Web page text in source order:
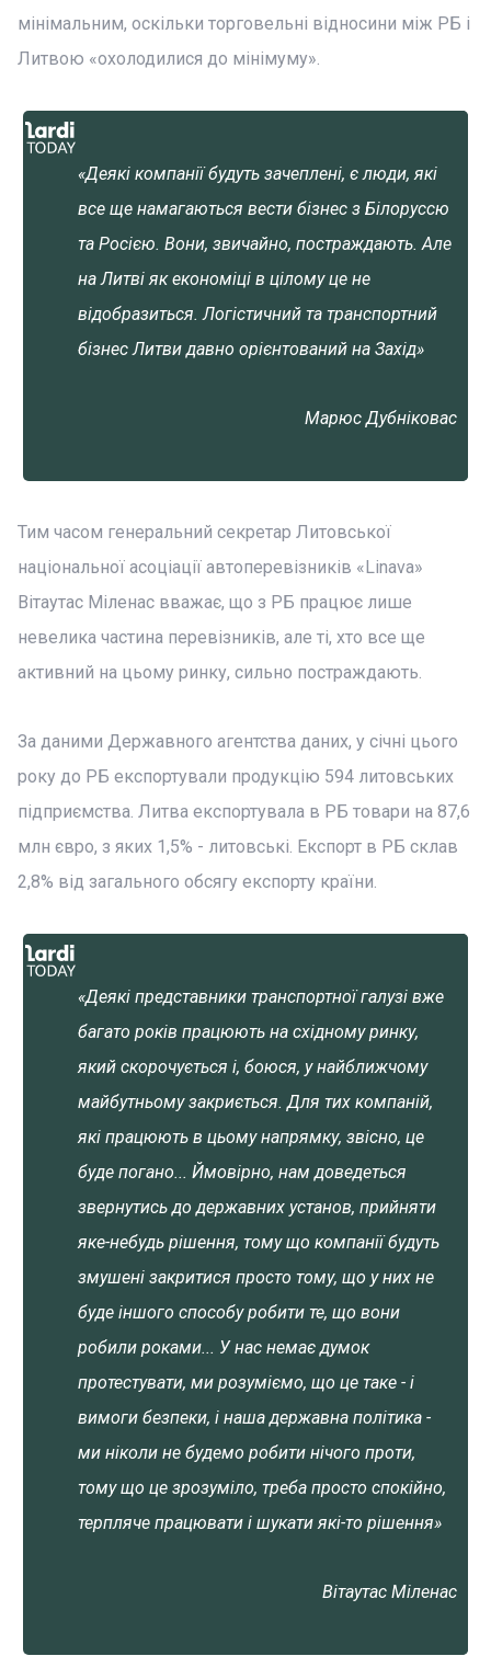
мінімальним, оскільки торговельні відносини між РБ і
Литвою «охолодилися до мінімуму».
«Деякі компанії будуть зачеплені, є люди, які
все ще намагаються вести бізнес з Білоруссю
та Росією. Вони, звичайно, постраждають. Але
на Литві як економіці в цілому це не
відобразиться. Логістичний та транспортний
бізнес Литви давно орієнтований на Захід»
Марюс Дубніковас
Тим часом генеральний секретар Литовської
національної асоціації автоперевізників «Linava»
Вітаутас Міленас вважає, що з РБ працює лише
невелика частина перевізників, але ті, хто все ще
активний на цьому ринку, сильно постраждають.
За даними Державного агентства даних, у січні цього
року до РБ експортували продукцію 594 литовських
підприємства. Литва експортувала в РБ товари на 87,6
млн євро, з яких 1,5% - литовські. Експорт в РБ склав
2,8% від загального обсягу експорту країни.
«Деякі представники транспортної галузі вже
багато років працюють на східному ринку,
який скорочується і, боюся, у найближчому
майбутньому закриється. Для тих компаній,
які працюють в цьому напрямку, звісно, це
буде погано... Ймовірно, нам доведеться
звернутись до державних установ, прийняти
яке-небудь рішення, тому що компанії будуть
змушені закритися просто тому, що у них не
буде іншого способу робити те, що вони
робили роками... У нас немає думок
протестувати, ми розуміємо, що це таке - і
вимоги безпеки, і наша державна політика -
ми ніколи не будемо робити нічого проти,
тому що це зрозуміло, треба просто спокійно,
терпляче працювати і шукати які-то рішення»
Вітаутас Міленас